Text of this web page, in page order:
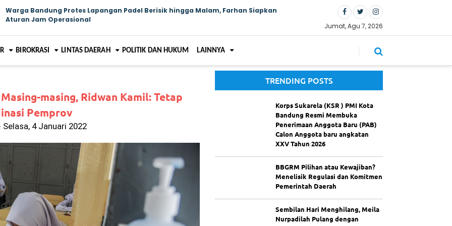
Warga Bandung Protes Lapangan Padel Berisik hingga Malam, Farhan Siapkan
Aturan Jam Operasional
Jumat, Agu 7, 2026
BIROKRASI LINTAS DAERAH POLITIK DAN HUKUM LAINNYA
masing, Ridwan Kamil: Tetap
Pemprov
4 Januari 2022
TRENDING POSTS
Korps Sukarela (KSR ) PMI Kota
Bandung Resmi Membuka
Penerimaan Anggota Baru (PAB)
Calon Anggota baru angkatan
XXV Tahun 2026
BBGRM Pilihan atau Kewajiban?
Menelisik Regulasi dan Komitmen
Pemerintah Daerah
Sembilan Hari Menghilang, Meila
Nurpadilah Pulang dengan